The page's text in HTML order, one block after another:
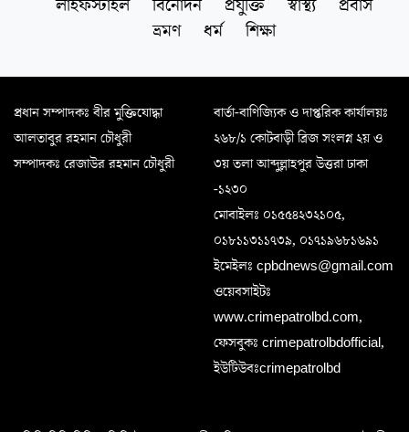
লাইফস্টাইল
বিনোদন প্রযুক্তি স্বাস্থ্য
প্রবাস
ভ্রমণ
ধর্ম শিক্ষা
প্রধান সম্পাদকঃ বীর মুক্তিযোদ্ধা
আলতাবুর রহমান চৌধুরী
সম্পাদকঃ রেজাউর রহমান চৌধুরী
বার্তা-বাণিজ্যিক ও দাপ্তরিক কার্যালয়ঃ
২৬৮/১ কোটবাড়ী ব্রিজ সংলগ্ন ২য় ও
৩য় তলা আব্দুল্লাহপুর উত্তরা ঢাকা
-১২৩০
মোবাইলঃ ০১৫৫৪২৩২১০৫,
০১৮১১৩১১৭৩৯, ০১৭১৯৬৮১৬৯১
ইমেইলঃ cpbdnews@gmail.com
ওয়েবসাইটঃ
www.crimepatrolbd.com,
ফেসবুকঃ crimepatrolbdofficial,
ইউটিউবঃcrimepatrolbd